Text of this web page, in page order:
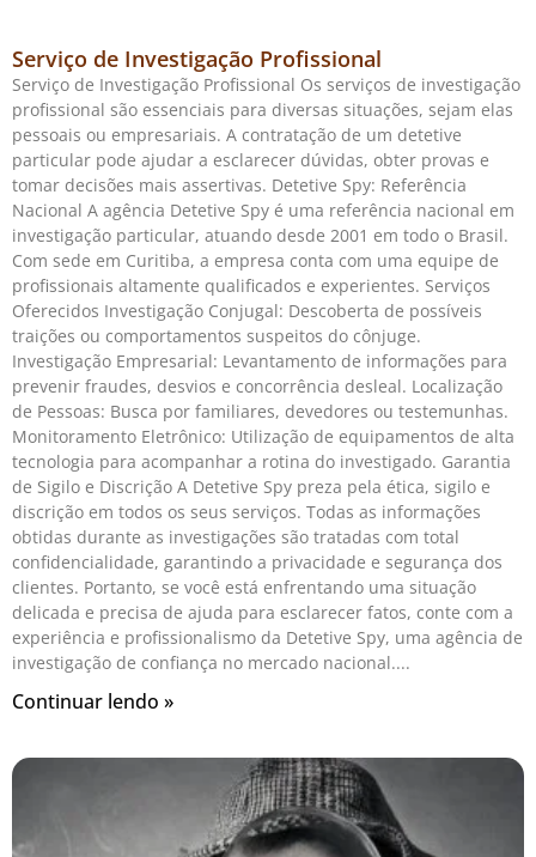
Serviço de Investigação Profissional
Serviço de Investigação Profissional Os serviços de investigação
profissional são essenciais para diversas situações, sejam elas
pessoais ou empresariais. A contratação de um detetive
particular pode ajudar a esclarecer dúvidas, obter provas e
tomar decisões mais assertivas. Detetive Spy: Referência
Nacional A agência Detetive Spy é uma referência nacional em
investigação particular, atuando desde 2001 em todo o Brasil.
Com sede em Curitiba, a empresa conta com uma equipe de
profissionais altamente qualificados e experientes. Serviços
Oferecidos Investigação Conjugal: Descoberta de possíveis
traições ou comportamentos suspeitos do cônjuge.
Investigação Empresarial: Levantamento de informações para
prevenir fraudes, desvios e concorrência desleal. Localização
de Pessoas: Busca por familiares, devedores ou testemunhas.
Monitoramento Eletrônico: Utilização de equipamentos de alta
tecnologia para acompanhar a rotina do investigado. Garantia
de Sigilo e Discrição A Detetive Spy preza pela ética, sigilo e
discrição em todos os seus serviços. Todas as informações
obtidas durante as investigações são tratadas com total
confidencialidade, garantindo a privacidade e segurança dos
clientes. Portanto, se você está enfrentando uma situação
delicada e precisa de ajuda para esclarecer fatos, conte com a
experiência e profissionalismo da Detetive Spy, uma agência de
investigação de confiança no mercado nacional.
Continuar lendo »